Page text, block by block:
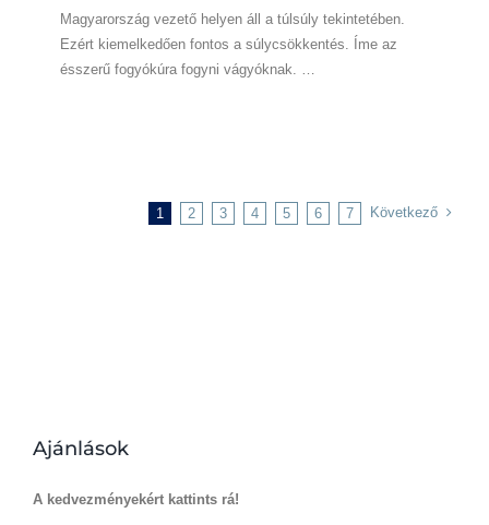
Magyarország vezető helyen áll a túlsúly tekintetében.
Ezért kiemelkedően fontos a súlycsökkentés. Íme az
ésszerű fogyókúra fogyni vágyóknak. …
1 2 3 4 5 6 7 Következő
Ajánlások
A kedvezményekért kattints rá!